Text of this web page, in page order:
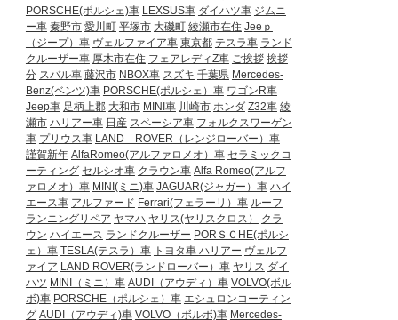
PORSCHE(ポルシェ)車 LEXSUS車 ダイハツ車 ジムニ
ー車 秦野市 愛川町 平塚市 大磯町 綾瀬市在住 Jeeｐ
（ジープ）車 ヴェルファイア車 東京都 テスラ車 ランド
クルーザー車 厚木市在住 フェアレディZ車 ご挨拶 挨拶
分 スバル車 藤沢市 NBOX車 スズキ 千葉県 Mercedes-
Benz(ベンツ)車 PORSCHE(ポルシェ）車 ワゴンR車
Jeep車 足柄上郡 大和市 MINI車 川崎市 ホンダ Z32車 綾
瀬市 ハリアー車 日産 スペーシア車 フォルクスワーゲン
車 プリウス車 LAND ROVER（レンジローバー）車
謹賀新年 AlfaRomeo(アルファロメオ）車 セラミックコ
ーティング セルシオ車 クラウン車 Alfa Romeo(アルフ
ァロメオ）車 MINI(ミニ)車 JAGUAR(ジャガー）車 ハイ
エース車 アルファード Ferrari(フェラーリ）車 ルーフ
ランニングリペア ヤマハ ヤリス(ヤリスクロス）
クラ
ウン ハイエース ランドクルーザー PORＳＣHE(ポルシ
ェ）車 TESLA(テスラ）車 トヨタ車 ハリアー ヴェルフ
ァイア LAND ROVER(ランドローバー）車 ヤリス ダイ
ハツ MINI（ミニ）車 AUDI（アウディ）車 VOLVO(ボル
ボ)車 PORSCHE（ポルシェ）車 エシュロンコーティン
グ AUDI（アウディ)車 VOLVO（ボルボ)車 Mercedes-